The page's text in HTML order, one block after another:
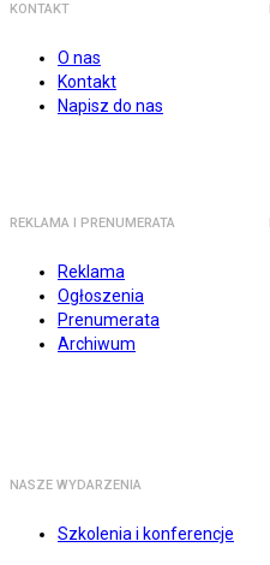
KONTAKT
O nas
Kontakt
Napisz do nas
REKLAMA I PRENUMERATA
Reklama
Ogłoszenia
Prenumerata
Archiwum
NASZE WYDARZENIA
Szkolenia i konferencje